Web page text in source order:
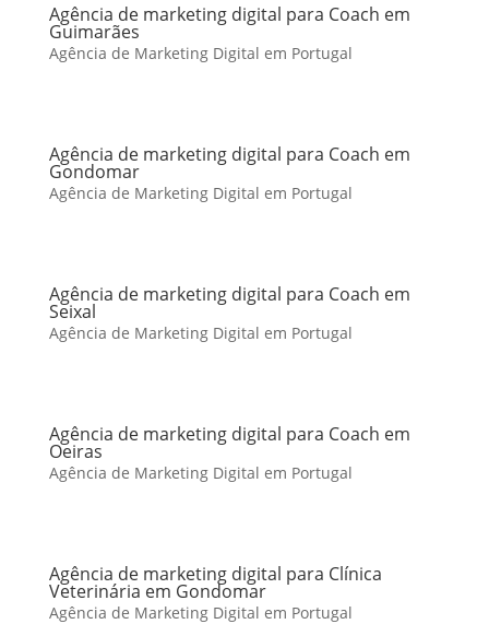
Agência de marketing digital para Coach em
Guimarães
Agência de Marketing Digital em Portugal
Agência de marketing digital para Coach em
Gondomar
Agência de Marketing Digital em Portugal
Agência de marketing digital para Coach em
Seixal
Agência de Marketing Digital em Portugal
Agência de marketing digital para Coach em
Oeiras
Agência de Marketing Digital em Portugal
Agência de marketing digital para Clínica
Veterinária em Gondomar
Agência de Marketing Digital em Portugal